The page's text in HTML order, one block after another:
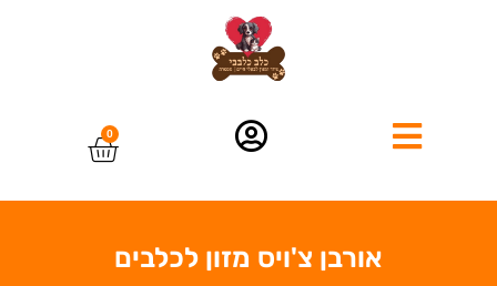
0
אורבן צ'ויס מזון לכלבים